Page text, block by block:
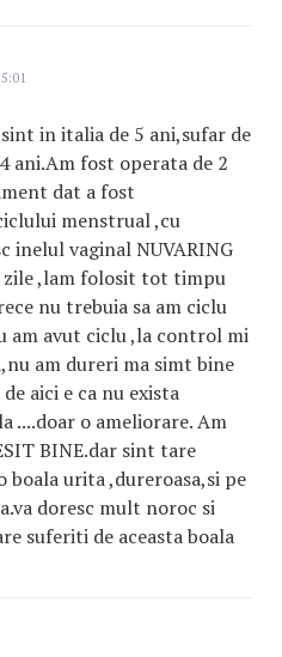
in italia de 5 ani,sufar de
ani.Am fost operata de 2
dat a fost
menstrual ,cu
inelul vaginal NUVARING
zile ,lam folosit tot timpu
nu trebuia sa am ciclu
am avut ciclu ,la control mi
am dureri ma simt bine
aici e ca nu exista
....doar o ameliorare. Am
BINE.dar sint tare
boala urita ,dureroasa,si pe
doresc mult noroc si
suferiti de aceasta boala